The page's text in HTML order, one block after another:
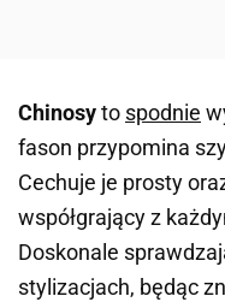
Chinosyto spodnie
fason przypomina
Cechuje je prosty
współgrający z
Doskonale
stylizacjach, będąc